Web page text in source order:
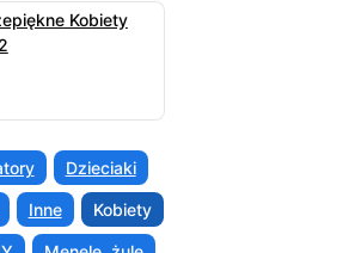
Kobiety
Dzieciaki
Inne Kobiety